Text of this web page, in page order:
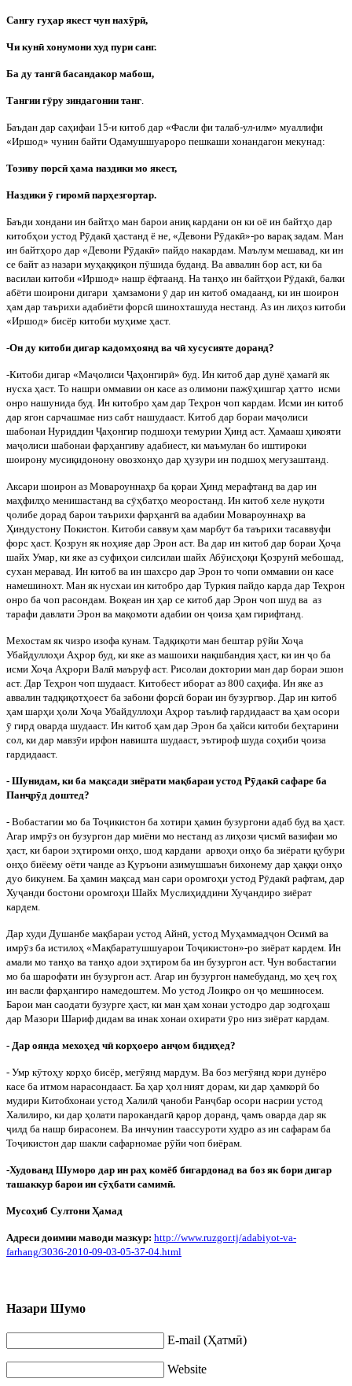
Сангу гуҳар якест чун нахӯрӣ,
Чи кунӣ хонумони худ пури санг.
Ба ду тангӣ басандакор мабош,
Тангии гӯру зиндагонии танг
Баъдан дар саҳифаи 15-и китоб дар «Фасли фи талаб-ул-илм» муаллифи
«Иршод» чунин байти Одамушшуароро пешкаши хонандагон мекунад:
Тозиву порсӣ ҳама наздики мо якест,
Наздики ӯ гиромӣ парҳезгортар.
Баъди хондани ин байтҳо ман барои аниқ кардани он ки оё ин байтҳо дар
китобҳои устод Рӯдакӣ ҳастанд ё не, «Девони Рӯдакӣ»-ро варақ задам. Ман
ин байтҳоро дар «Девони Рӯдакӣ» пайдо накардам. Маълум мешавад, ки ин
се байт аз назари муҳаққиқон пӯшида буданд. Ва аввалин бор аст, ки ба
василаи китоби «Иршод» нашр ёфтаанд. На танҳо ин байтҳои Рӯдакӣ , балки
абёти шоирони дигари ҳамзамони ӯ дар ин китоб омадаанд, ки ин шоирон
ҳам дар таърихи адабиёти форсӣ шинохташуда нестанд. Аз ин лиҳоз китоби
«Иршод» бисёр китоби муҳиме ҳаст.
-Он ду китоби дигар кадомҳоянд ва чӣ хусусияте доранд?
-Китоби дигар «Маҷолиси Ҷаҳонгирӣ» буд. Ин китоб дар дунё ҳамагӣ як
нусха ҳаст. То нашри оммавии он касе аз олимони пажӯҳишгар ҳатто исми
онро нашунида буд. Ин китобро ҳам дар Теҳрон чоп кардам. Исми ин китоб
дар ягон сарчашмае низ сабт нашудааст. Китоб дар бораи маҷолиси
шабонаи Нуриддин Ҷаҳонгир подшоҳи темурии Ҳинд аст. Ҳамааш ҳикояти
маҷолиси шабонаи фарҳангиву адабиест, ки маъмулан бо иштироки
шоирону мусиқидонону овозхонҳо дар ҳузури ин подшоҳ мегузаштанд.
Аксари шоирон аз Мовароуннаҳр ба қораи Ҳинд мерафтанд ва дар ин
маҳфилҳо менишастанд ва сӯҳбатҳо меоростанд Ин китоб хеле нуқоти
ҷолибе дорад барои таърихи фарҳангӣ ва адабии Мовароуннаҳр ва
Ҳиндустону Покистон. Китоби саввум ҳам марбут ба таърихи тасаввуфи
форс ҳаст. Қозрун як ноҳияе дар Эрон аст. Ва дар ин китоб дар бораи Ҳоҷа
шайх Умар, ки яке аз суфиҳои силсилаи шайх Абӯисҳоқи Қозрунӣ мебошад,
сухан меравад. Ин китоб ва ин шахсро дар Эрон то чопи оммавии он касе
намешинохт. Ман як нусхаи ин китобро дар Туркия пайдо карда дар Теҳрон
онро ба чоп расондам. Воқеан ин ҳар се китоб дар Эрон чоп шуд ва аз
тарафи давлати Эрон ва мақомоти адабии он ҷоиза ҳам гирифтанд.
Мехостам як чизро изофа кунам. Тадқиқоти ман бештар рӯйи Хоҷа
Убайдуллоҳи Аҳрор буд, ки яке аз машоихи нақшбандия ҳаст, ки ин ҷо ба
исми Хоҷа Аҳрори Валӣ маъруф аст. Рисолаи доктории ман дар бораи эшон
аст. Дар Теҳрон чоп шудааст. Китобест иборат аз 800 саҳифа. Ин яке аз
аввалин тадқиқотҳоест ба забони форсӣ бораи ин бузургвор. Дар ин китоб
ҳам шарҳи ҳоли Хоҷа Убайдуллоҳи Аҳрор таълиф гардидааст ва ҳам осори
ӯ гирд оварда шудааст. Ин китоб ҳам дар Эрон ба ҳайси китоби беҳтарини
сол, ки дар мавзӯи ирфон навишта шудааст, эътироф шуда соҳиби ҷоиза
гардидааст.
- Шунидам, ки ба мақсади зиёрати мақбараи устод Рӯдакӣ сафаре ба
Панҷрӯд доштед?
- Вобастагии мо ба Тоҷикистон ба хотири ҳамин бузургони адаб буд ва ҳаст.
Агар имрӯз он бузургон дар миёни мо нестанд аз лиҳози ҷисмӣ вазифаи мо
ҳаст, ки барои эҳтироми онҳо, шод кардани арвоҳи онҳо ба зиёрати қубури
онҳо биёему оёти чанде аз Қуръони азимушшаън бихонему дар ҳаққи онҳо
дуо бикунем. Ба ҳамин мақсад ман сари оромгоҳи устод Рӯдакӣ рафтам, дар
Хуҷанди бостони оромгоҳи Шайх Муслиҳиддини Хуҷандиро зиёрат
кардем.
Дар худи Душанбе мақбараи устод Айнӣ устод Муҳаммадҷон Осимӣ ва
имрӯз ба истилоҳ «Мақбаратушшуарои Тоҷикистон»-ро зиёрат кардем Ин
амали мо танҳо ва танҳо адои эҳтиром ба ин бузургон аст. Чун вобастагии
мо ба шарофати ин бузургон аст. Агар ин бузургон намебуданд, мо ҳеҷ гоҳ
ин васли фарҳангиро намедоштем. Мо устод Лоиқро он ҷо мешиносем.
Барои ман саодати бузурге ҳаст, ки ман ҳам хонаи устодро дар зодгоҳаш
дар Мазори Шариф дидам ва инак хонаи охирати ӯро низ зиёрат кардам.
- Дар оянда мехоҳед чӣ корҳоеро анҷом бидиҳед?
- Умр кӯтоҳу корҳо бисёр, мегӯянд мардум. Ва боз мегӯянд кори дунёро
касе ба итмом нарасондааст. Ба ҳар ҳол ният дорам, ки дар ҳамкорӣ бо
мудири Китобхонаи устод Халилӣ ҷаноби Ранҷбар осори насрии устод
Халилиро, ки дар ҳолати парокандагӣ қарор доранд, ҷамъ оварда дар як
ҷилд ба нашр бирасонем. Ва инчунин таассуроти худро аз ин сафарам ба
Тоҷикистон дар шакли сафарномае рӯйи чоп биёрам.
-Худованд Шуморо дар ин раҳ комёб бигардонад ва боз як бори дигар
ташаккур барои ин сӯҳбати самимӣ.
Мусоҳиб Султони Ҳамад
Адреси доимии маводи мазкур: http://www.ruzgor.tj/adabiyot-va-
farhang/3036-2010-09-03-05-37-04. html
Назари Шумо
E-mail (Ҳатмӣ)
Website